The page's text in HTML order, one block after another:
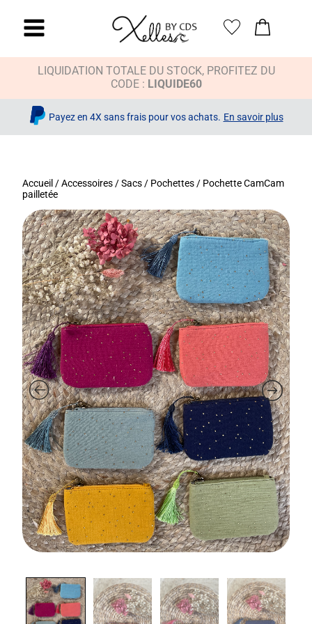
LIQUIDATION TOTALE DU STOCK, PROFITEZ DU
CODE : LIQUIDE60
Payez en 4X sans frais pour vos achats. En savoir plus
Accueil /Accessoires /Sacs / Pochettes / Pochette CamCam
pailletée